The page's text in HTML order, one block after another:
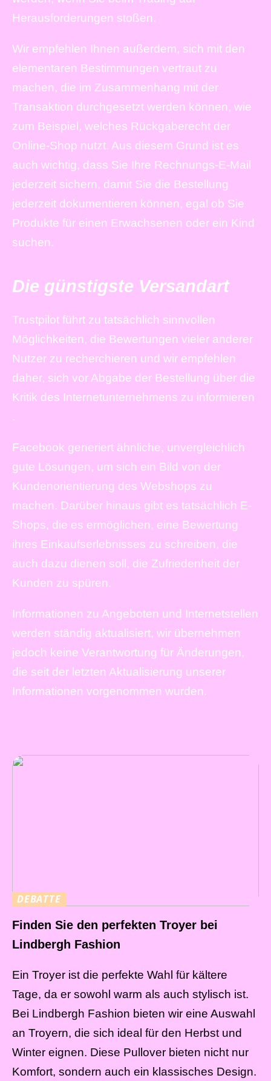
Herausforderungen stoßen.
Wir empfehlen Ihnen außerdem, sich mit den
elementaren Bestimmungen vertraut zu
machen, die im Zusammenhang mit der
Transaktion durchgesetzt werden können, wie
zum Beispiel, welches Rückgaberecht der
Online-Shop nutzt. Aus diesem Grund ist es
auch wichtig, dass Sie Ihre Rechnungs-E-Mail
jederzeit sichern, damit Sie die Bestellung
jederzeit dokumentieren können, egal ob Sie
Produkte für einen Erwachsenen oder ein Kind
suchen.
Die günstigste Versandart
Trustpilot führt zu tatsächlich sinnvollen
Möglichkeiten, die Bewertungen vieler anderer
Nutzer zu recherchieren und wir empfehlen
daher, sich vor Abgabe der Bestellung über die
Kritik des Internetunternehmens zu informieren
.
Facebook generiert ähnliche, unvergleichlich
gute Lösungen, um sich ein Bild von der
Kundenorientierung des Webshops zu
machen. Darüber hinaus gibt es tatsächlich E-
Shops, die es ermöglichen, eine Bewertung
ihres Einkaufserlebnisses zu schreiben, die
auch dazu dienen soll, die Zufriedenheit der
Kunden zu spüren.
Informationen zu Angeboten und Internetstellen
werden ständig aktualisiert, wir übernehmen
jedoch keine Verantwortung für Änderungen,
die seit der letzten Aktualisierung unserer
Informationen vorgenommen wurden.
DEBATTE
Finden Sie den perfekten Troyer bei
Lindbergh Fashion
Ein Troyer ist die perfekte Wahl für kältere
Tage, da er sowohl warm als auch stylisch ist.
Bei Lindbergh Fashion bieten wir eine Auswahl
an Troyern, die sich ideal für den Herbst und
Winter eignen. Diese Pullover bieten nicht nur
Komfort, sondern auch ein klassisches Design.